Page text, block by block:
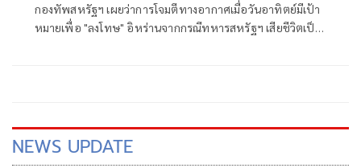
กองทัพสหรัฐฯ เผยว่าการโจมตีทางอากาศเมื่อวันอาทิตย์มีเป้า
หมายเพื่อ "ลงโทษ" อิหร่านจากกรณีทหารสหรัฐฯ เสียชีวิตเป็น
NEWS UPDATE